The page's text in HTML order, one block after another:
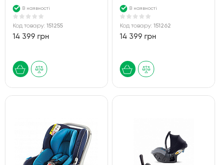
В наявності
Код товару: 151255
14 399 грн
В наявності
Код товару:151262
14 399 грн